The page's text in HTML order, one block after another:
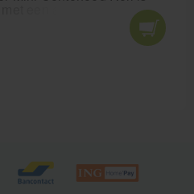
een afmeting van 32 x
handdoekrollen. Wordt